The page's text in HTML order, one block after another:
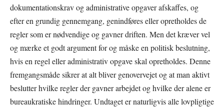
dokumentationskrav og administrative opgaver afskaffes, og
efter en grundig gennemgang, genindføres eller opretholdes de
regler som er nødvendige og gavner driften. Men det kræver vel
og mærke et godt argument for og måske en politisk beslutning,
hvis en regel eller administrativ opgave skal opretholdes. Denne
fremgangsmåde sikrer at alt bliver genovervejet og at man aktivt
beslutter hvilke regler der gavner arbejdet og hvilke der alene er
bureaukratiske hindringer. Undtaget er naturligvis alle lovpligtige